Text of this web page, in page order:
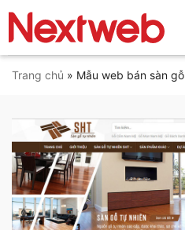
qua
nội
dung
Trang chủ » Mẫu web bán sàn gỗ